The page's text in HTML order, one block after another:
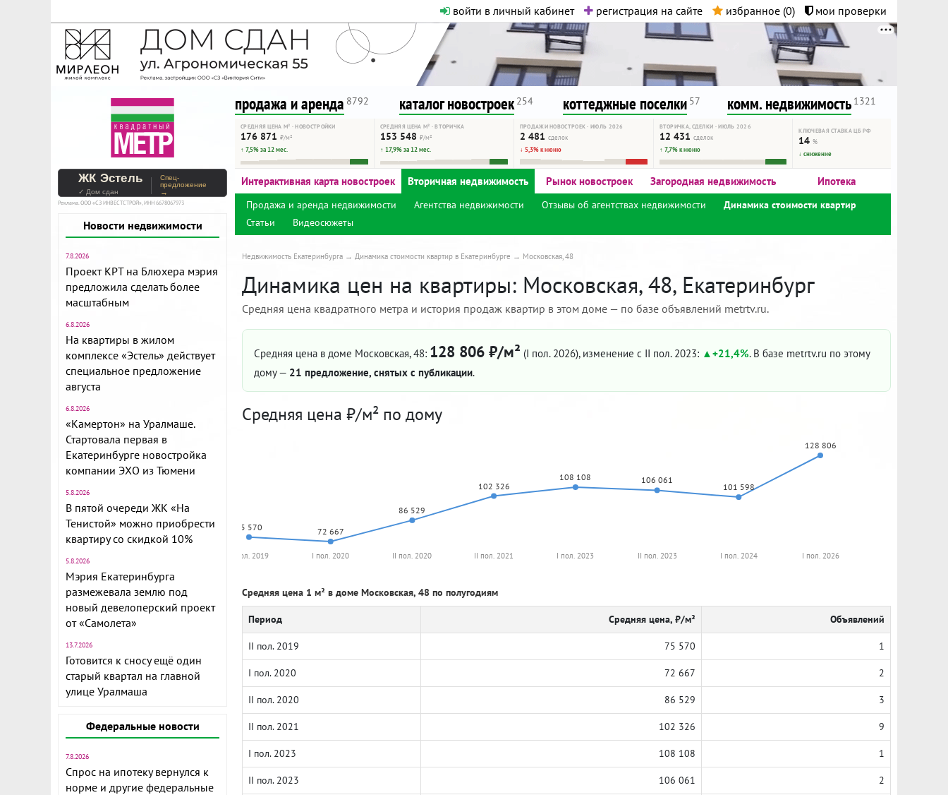
войти в личный кабинет регистрация на сайте избранное (0) мои проверки
На Метре реклама - только нормальная. Никакого шок-контента.
Помогайте независимому ресурсу, как он помогает вам. Удачи!
продажа и аренда 8792 каталог новостроек 254 коттеджные поселки 57 комм. недвижимость 1321
СРЕДНЯЯ ЦЕНА М² · НОВОСТРОЙКИ
176 871 ₽/м²
↑ 7,5% за 12 мес.
СРЕДНЯЯ ЦЕНА М² · ВТОРИЧКА
153 548 ₽/м²
↑ 17,9% за 12 мес.
ПРОДАЖИ НОВОСТРОЕК · ИЮЛЬ 2026
2 481 сделок
↓ 5,3% к июню
ВТОРИЧКА, СДЕЛКИ · ИЮЛЬ 2026
12 431 сделок
↑ 7,7% к июню
КЛЮЧЕВАЯ СТАВКА ЦБ РФ
14%
↓ снижение
ЖК Эстель
✓ Дом сдан
Спец-
предложение
→
Реклама. ООО «СЗ ИНВЕСТСТРОЙ», ИНН 6678067973
Новости недвижимости
7.8.2026
Проект КРТ на Блюхера мэрия
предложила сделать более
масштабным
6.8.2026
На квартиры в жилом
комплексе «Эстель» действует
специальное предложение
августа
6.8.2026
«Камертон» на Уралмаше.
Стартовала первая в
Екатеринбурге новостройка
компании ЭХО из Тюмени
5.8.2026
В пятой очереди ЖК «На
Тенистой» можно приобрести
квартиру со скидкой 10%
5.8.2026
Мэрия Екатеринбурга
размежевала землю под
новый девелоперский проект
от «Самолета»
13.7.2026
Готовится к сносу ещё один
старый квартал на главной
улице Уралмаша
Федеральные новости
7.8.2026
Спрос на ипотеку вернулся к
норме и другие федеральные
Интерактивная карта новостроек Вторичная недвижимость Рынок новостроек Загородная недвижимость Ипотека
Продажа и аренда недвижимости Агентства недвижимости Отзывы об агентствах недвижимости
Динамика стоимости квартир
Статьи
Видеосюжеты
Недвижимость Екатеринбурга Динамика стоимости квартир в Екатеринбурге Московская, 48
Динамика цен на квартиры: Московская, 48, Екатеринбург
Средняя цена квадратного метра и история продаж квартир в этом доме — по базе объявлений metrtv.ru.
Средняя цена в доме Московская, 48: 128 806 ₽/м² (I пол. 2026), изменение с II пол. 2023: +21,4%. В базе metrtv.ru по этому
дому — 21 предложение, снятых с публикации.
Средняя цена ₽/м² по дому
75 570 72 667
86 529
102 326
108 108 106 061
101 598
128 806
II пол. 2019 I пол. 2020 II пол. 2020 II пол. 2021 I пол. 2023 II пол. 2023 I пол. 2024 I пол. 2026
Средняя цена 1 м² в доме Московская, 48 по полугодиям
Период Средняя цена, ₽/м² Объявлений
II пол. 2019 75 570 1
I пол. 2020 72 667 2
II пол. 2020 86 529 3
II пол. 2021 102 326 9
I пол. 2023 108 108 1
II пол. 2023 106 061 2